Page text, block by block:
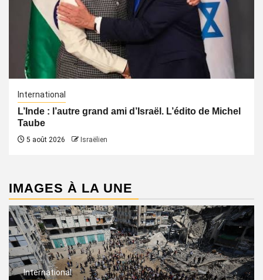
International
L’Inde : l’autre grand ami d’Israël. L’édito de Michel
Taube
5 août 2026 Israëlien
IMAGES À LA UNE
International